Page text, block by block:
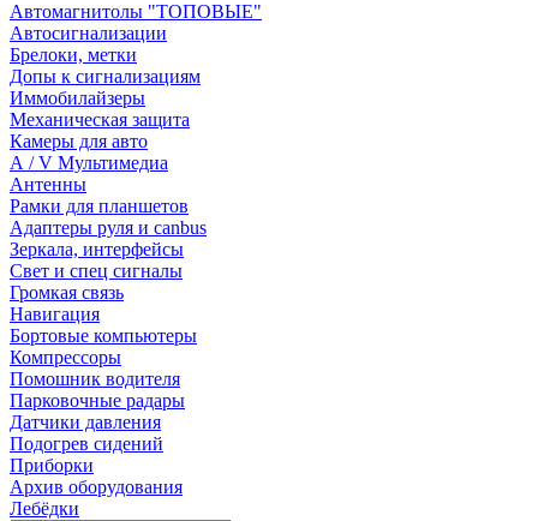
Автомагнитолы "ТОПОВЫЕ"
Автосигнализации
Брелоки, метки
Допы к сигнализациям
Иммобилайзеры
Механическая защита
Камеры для авто
А / V Мультимедиа
Антенны
Рамки для планшетов
Адаптеры руля и canbus
Зеркала, интерфейсы
Свет и спец сигналы
Громкая связь
Навигация
Бортовые компьютеры
Компрессоры
Помошник водителя
Парковочные радары
Датчики давления
Подогрев сидений
Приборки
Архив оборудования
Лебёдки